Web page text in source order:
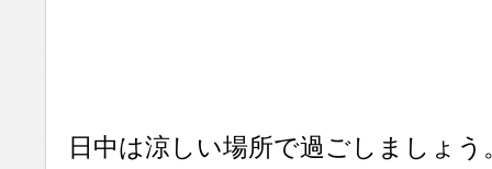
日中は涼しい場所で過ごしましょう